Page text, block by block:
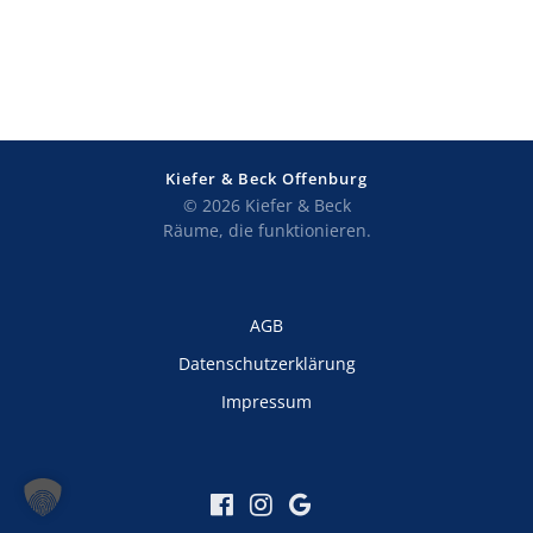
Kiefer & Beck Offenburg
© 2026 Kiefer & Beck
Räume, die funktionieren.
AGB
Datenschutzerklärung
Impressum